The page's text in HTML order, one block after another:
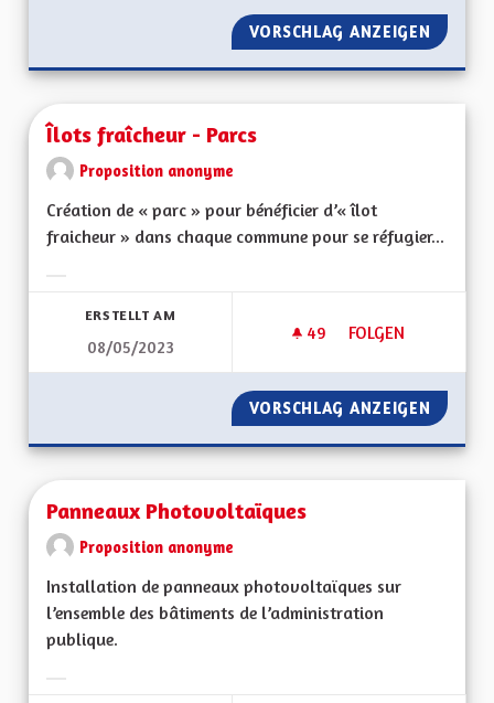
VORSCHLAG ANZEIGEN
Îlots fraîcheur - Parcs
Proposition anonyme
Création de « parc » pour bénéficier d’« îlot
fraicheur » dans chaque commune pour se réfugier...
ERSTELLT AM
08/05/2023
49 49 FOLLOWER
FOLGEN
ÎLOTS FRAÎCHEUR -
VORSCHLAG ANZEIGEN ÎLOTS
Panneaux Photovoltaïques
Proposition anonyme
Installation de panneaux photovoltaïques sur
l’ensemble des bâtiments de l’administration
publique.